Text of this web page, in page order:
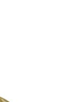
כסף עם
חזקה